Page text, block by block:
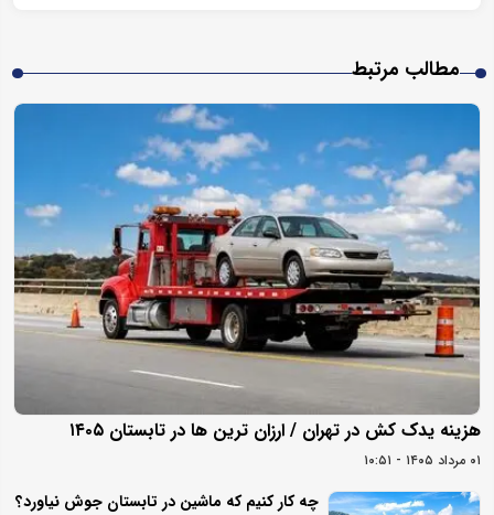
مطالب مرتبط
هزینه یدک کش در تهران / ارزان ترین ها در تابستان ۱۴۰۵
۰۱ مرداد ۱۴۰۵ - ۱۰:۵۱
چه کار کنیم که ماشین در تابستان جوش نیاورد؟